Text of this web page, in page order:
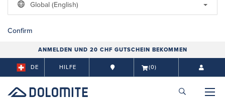
Global (English)
Confirm
ANMELDEN UND 20 CHF GUTSCHEIN BEKOMMEN
DE HILFE (0)